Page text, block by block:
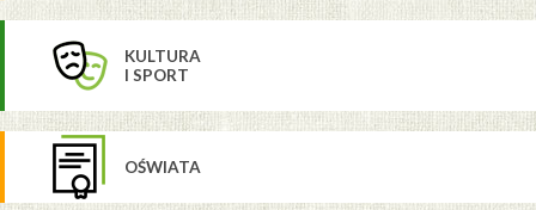
KULTURA
I SPORT
OŚWIATA